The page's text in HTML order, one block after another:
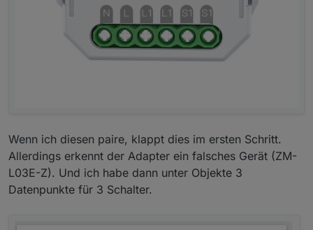
Wenn ich diesen paire, klappt dies im ersten Schritt.
Allerdings erkennt der Adapter ein falsches Gerät (ZM-
L03E-Z). Und ich habe dann unter Objekte 3
Datenpunkte für 3 Schalter.